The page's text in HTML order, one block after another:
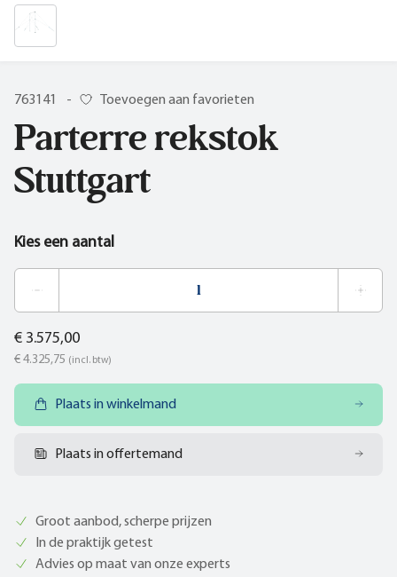
763141 - Toevoegen aan favorieten
Parterre rekstok
Stuttgart
Kies een aantal
€ 3.575,00
€ 4.325,75 (incl. btw)
Plaats in winkelmand
Plaats in offertemand
Groot aanbod, scherpe prijzen
In de praktijk getest
Advies op maat van onze experts